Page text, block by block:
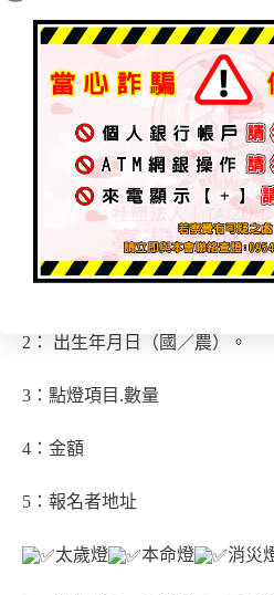
一年期600緣金
※ 線上點燈–網址進入，填寫
https://forms.gle/
數量為多盞時，請填寫於數字(
1： 姓名
2： 出生年月日（國／農）。
3：點燈項目.數量
4：金額
5：報名者地址
太歲燈 本命燈 消災